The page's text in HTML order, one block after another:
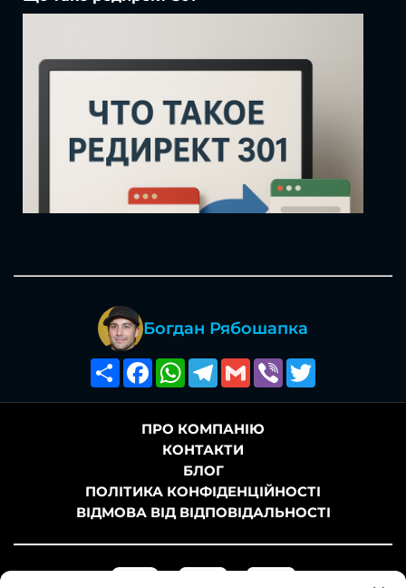
Богдан Рябошапка
Поширити
FacebookWhatsApp
Telegram
GmailViber
ПРО КОМПАНІЮ
КОНТАКТИ
БЛОГ
ПОЛІТИКА КОНФІДЕНЦІЙНОСТІ
ВІДМОВА ВІД ВІДПОВІДАЛЬНОСТІ